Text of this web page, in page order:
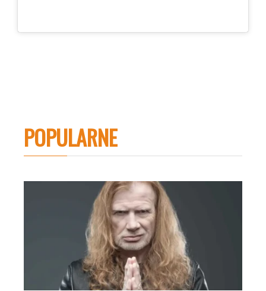
POPULARNE